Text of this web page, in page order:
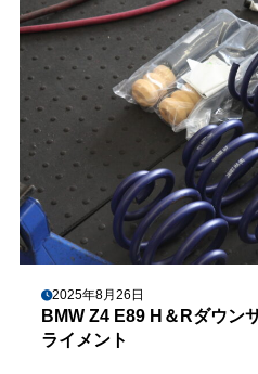
2025年8月26日
BMW Z4 E89 H＆Rダウン
ライメント